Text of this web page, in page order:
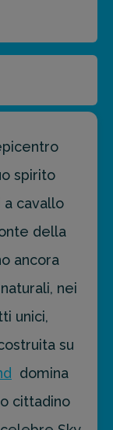
spirito
cavallo
della
ancora
nei
unici,
su
domina
cittadino